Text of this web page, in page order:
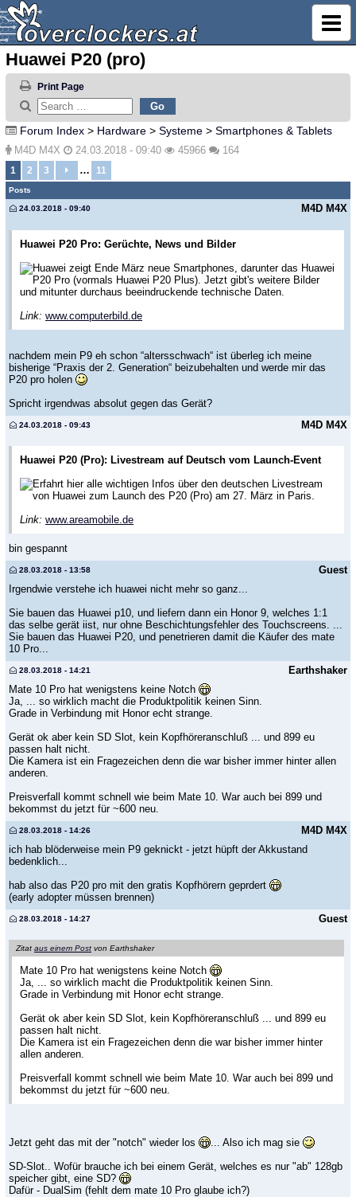
Huawei P20 (pro)
Print Page
Forum Index > Hardware > Systeme > Smartphones & Tablets
M4D M4X 24.03.2018 - 09:40 45966 164
1 2 3 … 11
Posts
M4D M4X
24.03.2018 - 09:40
Huawei P20 Pro: Gerüchte, News und Bilder
Huawei zeigt Ende März neue Smartphones, darunter das Huawei
P20 Pro (vormals Huawei P20 Plus). Jetzt gibt's weitere Bilder
und mitunter durchaus beeindruckende technische Daten.
Link: www.computerbild.de
nachdem mein P9 eh schon “altersschwach“ ist überleg ich meine
bisherige “Praxis der 2. Generation“ beizubehalten und werde mir das
P20 pro holen
Spricht irgendwas absolut gegen das Gerät?
M4D M4X
24.03.2018 - 09:43
Huawei P20 (Pro): Livestream auf Deutsch vom Launch-Event
Erfahrt hier alle wichtigen Infos über den deutschen Livestream
von Huawei zum Launch des P20 (Pro) am 27. März in Paris.
Link: www.areamobile.de
bin gespannt
Guest
28.03.2018 - 13:58
Irgendwie verstehe ich huawei nicht mehr so ganz...
Sie bauen das Huawei p10, und liefern dann ein Honor 9, welches 1:1
das selbe gerät iist, nur ohne Beschichtungsfehler des Touchscreens. ...
Sie bauen das Huawei P20, und penetrieren damit die Käufer des mate
10 Pro...
Earthshaker
28.03.2018 - 14:21
Mate 10 Pro hat wenigstens keine Notch
Ja, ... so wirklich macht die Produktpolitik keinen Sinn.
Grade in Verbindung mit Honor echt strange.
Gerät ok aber kein SD Slot, kein Kopfhöreranschluß ... und 899 eu
passen halt nicht.
Die Kamera ist ein Fragezeichen denn die war bisher immer hinter allen
anderen.
Preisverfall kommt schnell wie beim Mate 10. War auch bei 899 und
bekommst du jetzt für ~600 neu.
M4D M4X
28.03.2018 - 14:26
ich hab blöderweise mein P9 geknickt - jetzt hüpft der Akkustand
bedenklich...
hab also das P20 pro mit den gratis Kopfhörern geprdert
(early adopter müssen brennen)
Guest
28.03.2018 - 14:27
Zitat aus einem Post von Earthshaker
Mate 10 Pro hat wenigstens keine Notch
Ja, ... so wirklich macht die Produktpolitik keinen Sinn.
Grade in Verbindung mit Honor echt strange.
Gerät ok aber kein SD Slot, kein Kopfhöreranschluß ... und 899 eu
passen halt nicht.
Die Kamera ist ein Fragezeichen denn die war bisher immer hinter
allen anderen.
Preisverfall kommt schnell wie beim Mate 10. War auch bei 899 und
bekommst du jetzt für ~600 neu.
Jetzt geht das mit der "notch" wieder los
... Also ich mag sie
SD-Slot.. Wofür brauche ich bei einem Gerät, welches es nur "ab" 128gb
speicher gibt, eine SD?
Dafür - DualSim (fehlt dem mate 10 Pro glaube ich?)